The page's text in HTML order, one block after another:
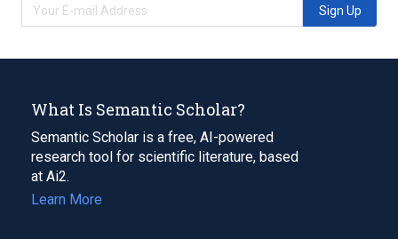
Sign Up
What Is Semantic Scholar?
Semantic Scholar is a free, AI-powered
research tool for scientific literature, based
at Ai2.
Learn More